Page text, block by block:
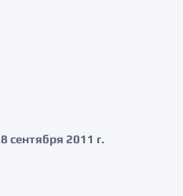
8 сентября 2011 г.